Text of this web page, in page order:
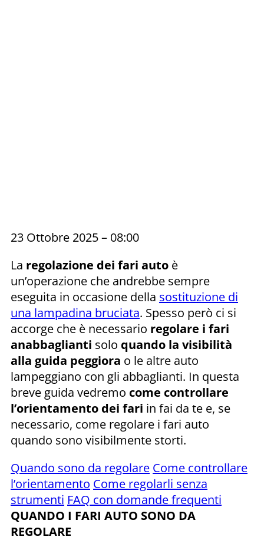
23 Ottobre 2025 – 08:00
La regolazione dei fari auto è
un’operazione che andrebbe sempre
eseguita in occasione della sostituzione di
una lampadina bruciata. Spesso però ci si
accorge che è necessario regolare i fari
anabbaglianti solo quando la visibilità
alla guida peggiora o le altre auto
lampeggiano con gli abbaglianti. In questa
breve guida vedremo come controllare
l’orientamento dei fari in fai da te e, se
necessario, come regolare i fari auto
quando sono visibilmente storti.
Quando sono da regolare Come controllare
l’orientamento Come regolarli senza
strumenti FAQ con domande frequenti
QUANDO I FARI AUTO SONO DA
REGOLARE